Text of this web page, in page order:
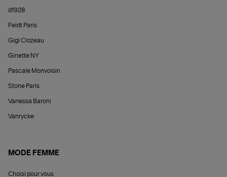
d1928
Feidt Paris
Gigi Clozeau
Ginette NY
Pascale Monvoisin
Stone Paris
Vanessa Baroni
Vanrycke
MODE FEMME
Choisi pour vous